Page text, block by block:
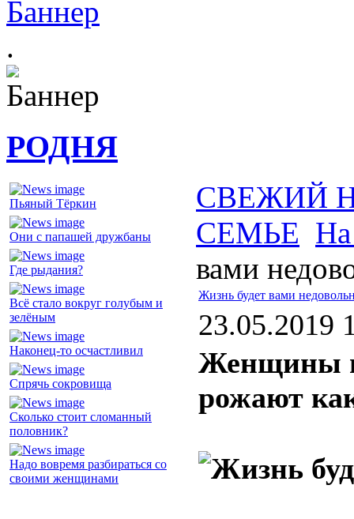
.
РОДНЯ
Пьяный Тёркин
Они с папашей дружбаны
Где рыдания?
Всё стало вокруг голубым и
зелёным
Наконец-то осчастливил
Спрячь сокровища
Сколько стоит сломанный
половник?
Надо вовремя разбираться со
своими женщинами
СВЕЖИЙ
СЕМЬЕ На
вами
Жизнь будет вами
23.05.2019
Женщины
рожают